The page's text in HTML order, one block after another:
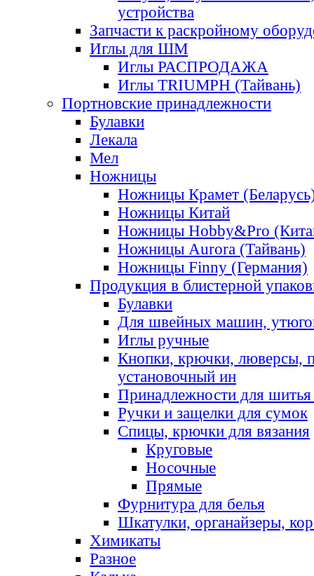
устройства
Запчасти к раскройному
Иглы для ШМ
Иглы РАСПРОДАЖА
Иглы TRIUMPH (Тайвань)
Портновские принадлежности
Булавки
Лекала
Мел
Ножницы
Ножницы Крамет
Ножницы Китай
Ножницы Hobby&Pro
Ножницы Aurora (Тайвань)
Ножницы Finny (Германия)
Продукция в блистерной
Булавки
Для швейных машин,
Иглы ручные
Кнопки, крючки, люверсы,
установочный ин
Принадлежности для шитья
Ручки и защелки для сумок
Спицы, крючки для вязания
Круговые
Носочные
Прямые
Фурнитура для белья
Шкатулки, органайзеры,
Химикаты
Разное